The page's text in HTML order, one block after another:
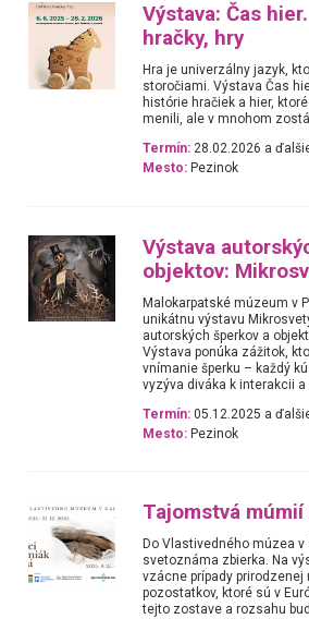
Výstava: Čas
hračky, hry
Hra je univerzálny jazyk,
storočiami. Výstava Čas
histórie hračiek a hier,
menili, ale v mnohom
Termín: 28.02.2026 a
Mesto: Pezinok
Výstava
objektov:
Malokarpatské múzeum v
unikátnu výstavu
autorských šperkov a
Výstava ponúka zážitok,
vnímanie šperku – každý
vyzýva diváka k interakcii a
Termín: 05.12.2025 a
Mesto: Pezinok
Tajomstvá múmií
Do Vlastivedného múzea v
svetoznáma zbierka. Na
vzácne prípady
pozostatkov, ktoré sú v
tejto zostave a rozsahu